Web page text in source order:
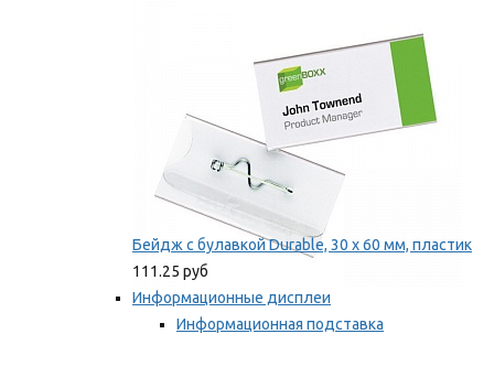
Бейдж с булавкой Durable, 30 х 60 мм, пластик
111.25 руб
Информационные дисплеи
Информационная подставка